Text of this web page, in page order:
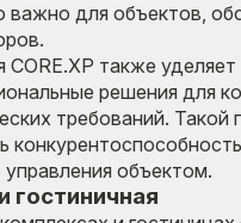
важно для объектов,
CORE.XP также
решения для
требований.
управления объектом.
гостиничная